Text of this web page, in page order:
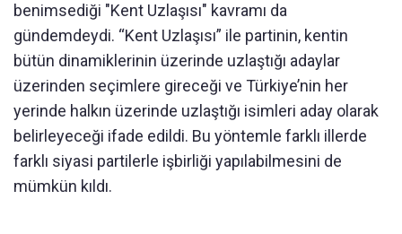
benimsediği "Kent Uzlaşısı" kavramı da
gündemdeydi. “Kent Uzlaşısı” ile partinin, kentin
bütün dinamiklerinin üzerinde uzlaştığı adaylar
üzerinden seçimlere gireceği ve Türkiye’nin her
yerinde halkın üzerinde uzlaştığı isimleri aday olarak
belirleyeceği ifade edildi. Bu yöntemle farklı illerde
farklı siyasi partilerle işbirliği yapılabilmesini de
mümkün kıldı.